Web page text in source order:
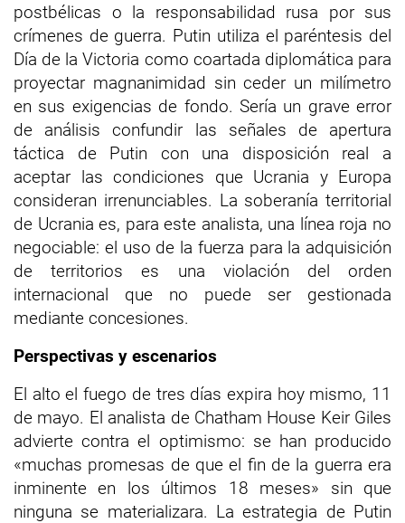
postbélicas o la responsabilidad rusa por sus
crímenes de guerra. Putin utiliza el paréntesis del
Día de la Victoria como coartada diplomática para
proyectar magnanimidad sin ceder un milímetro
en sus exigencias de fondo. Sería un grave error
de análisis confundir las señales de apertura
táctica de Putin con una disposición real a
aceptar las condiciones que Ucrania y Europa
consideran irrenunciables. La soberanía territorial
de Ucrania es, para este analista, una línea roja no
negociable: el uso de la fuerza para la adquisición
de territorios es una violación del orden
internacional que no puede ser gestionada
mediante concesiones.
Perspectivas y escenarios
El alto el fuego de tres días expira hoy mismo, 11
de mayo. El analista de Chatham House Keir Giles
advierte contra el optimismo: se han producido
«muchas promesas de que el fin de la guerra era
inminente en los últimos 18 meses» sin que
ninguna se materializara. La estrategia de Putin